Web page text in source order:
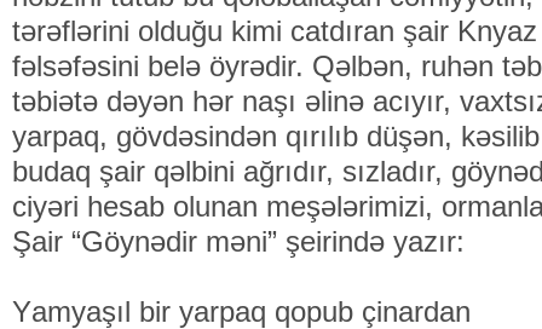
tərəflərini olduğu kimi catdıran şair
fəlsəfəsini belə öyrədir. Qəlbən, ruhən
təbiətə dəyən hər naşı əlinə acıyır,
yarpaq, gövdəsindən qırılıb düşən,
budaq şair qəlbini ağrıdır, sızladır,
ciyəri hesab olunan meşələrimizi,
Şair “Göynədir məni” şeirində yazır:
Yаmyаşıl bir yаrpаq qоpub çinаrdаn